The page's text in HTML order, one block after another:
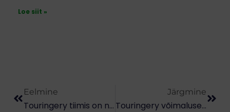
Loe siit »
Eelmine
Touringery tiimis on nüüd diplomeeritud turismieksperdid – kuidas see aitab sinu turismiettevõtet arendada?
Järgmine
Touringery võimalused